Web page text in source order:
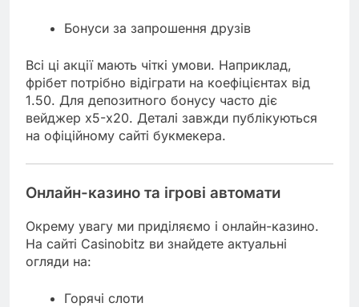
Бонуси за запрошення друзів
Всі ці акції мають чіткі умови. Наприклад,
фрібет потрібно відіграти на коефіцієнтах від
1.50. Для депозитного бонусу часто діє
вейджер х5-х20. Деталі завжди публікуються
на офіційному сайті букмекера.
Онлайн-казино та ігрові автомати
Окрему увагу ми приділяємо і онлайн-казино.
На сайті Casinobitz ви знайдете актуальні
огляди на:
Горячі слоти